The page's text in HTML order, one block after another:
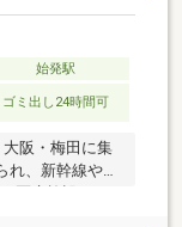
始発駅
ゴミ出し24時間可
大阪・梅田に集
、新幹線や空